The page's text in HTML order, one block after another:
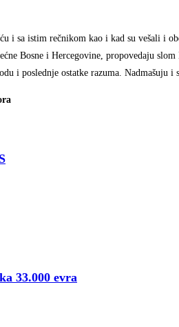
i sa istim rečnikom kao i kad su vešali i
Bosne i Hercegovine, propovedaju
i poslednje ostatke razuma. Nadmašuju i
33.000 evra